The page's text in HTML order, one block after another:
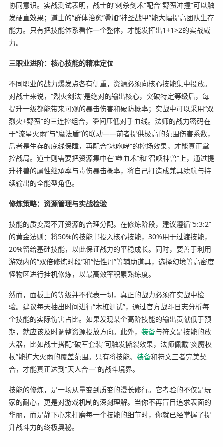
协同意识。实战测试表明，战士的“刺杀剑术”配合“野蛮冲撞”可以触
发硬直效果；道士的“群体治愈”叠加“神圣战甲”能大幅提高团队生存
能力。只有把技能体系看作一个整体，才能发挥出1+1>2的实战威
力。
三职业进阶：核心技能的精准定位
不同职业的战力爆发点各有侧重，资源必须向核心技能集中投放。
对战士来说，“烈火剑法”是绝对的输出核心，突破特定等级后，每
提升一级都能带来可观的暴击伤害和破防概率；实战中可以采用“双
烈火+野蛮”的三连控组合，瞬间压低对手血线。法师的战力密码在
于“流星火雨”与“魔法盾”的联动——前者提供极高的范围伤害系数，
后者是生存的底线保障，再配合“冰咆哮”的控场效果，才能真正掌
控战局。道士则需要把资源集中在“噬血术”和“召唤神兽”上，通过提
升神兽的属性继承率与毒伤暴击概率，将自己打造成兼具续航与持
续输出的全能型角色。
修炼策略：资源管理与实战检验
技能的质变离不开资源的合理分配。在修炼阶段，建议遵循“5:3:2”
的黄金法则：将50%的技能书投入核心技能，30%用于过渡技能，
20%留给基础技能，以此保证战力的平稳成长。同时，要善于利用
游戏内的“双倍修炼时段”和“悟性丹”等辅助道具，选择幻境等高密度
怪物区进行挂机修炼，以最高效率积累熟练度。
然而，面板上的等级并不代表一切，真正的战力必须在实战中检
验。建议每天抽出时间进行“木桩测试”，通过官方战斗日志分析每
个技能的实际伤害占比。如果发现某个高阶技能的输出贡献低于预
期，就应该及时调整资源投放方向。此外， 装备与符文是技能的放
大器，比如战士搭配“破军套装”可触发撕裂效果，法师佩戴“炎魔权
杖”能扩大火雨的覆盖范围。只有将技能、 装备和符文三者完美契
合，才能真正达到“天人合一”的战斗境界。
技能的修炼，是一场从量变到质变的漫长修行。它考验的不仅是玩
家的耐心，更是对游戏机制的深刻理解。当你不再盲目追求表面的
华丽，而是静下心来打磨每一个技能的细节时，你就已经掌握了提
升战斗力的终极奥秘。